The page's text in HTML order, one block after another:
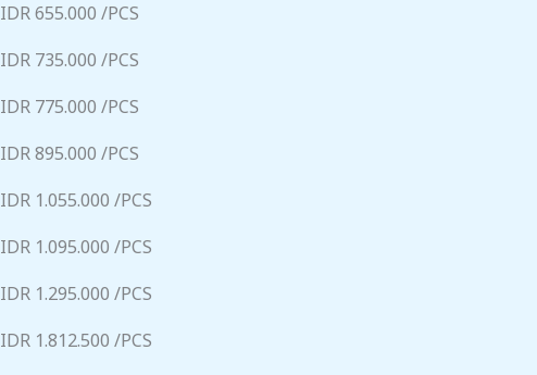
IDR 655.000 /PCS
IDR 735.000 /PCS
IDR 775.000 /PCS
IDR 895.000 /PCS
IDR 1.055.000 /PCS
IDR 1.095.000 /PCS
IDR 1.295.000 /PCS
IDR 1.812.500 /PCS